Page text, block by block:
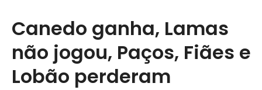
Canedo ganha, Lamas
não jogou, Paços, Fiães e
Lobão perderam